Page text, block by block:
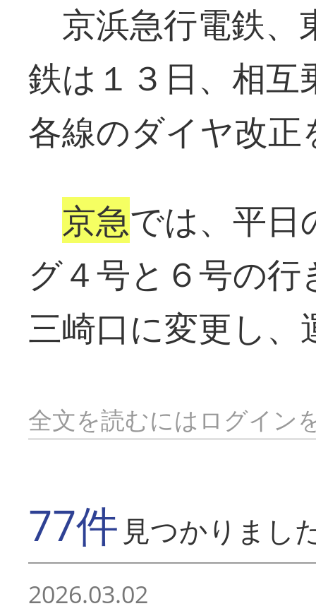
京浜急行電鉄、
鉄は１３日、相
各線のダイヤ改正
京急では、平日
グ４号と６号の行
三崎口に変更し、
全文を読むにはログイン
77件 見つかりまし
2026.03.02